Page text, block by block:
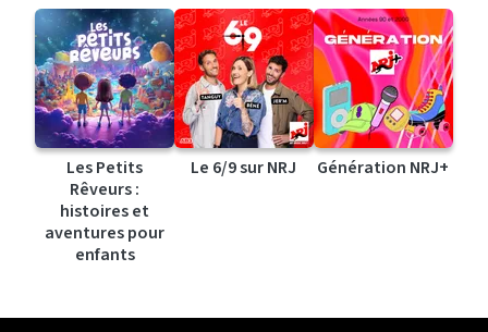
Les Petits
Rêveurs :
histoires et
aventures pour
enfants
Le 6/9 sur NRJ Génération NRJ+